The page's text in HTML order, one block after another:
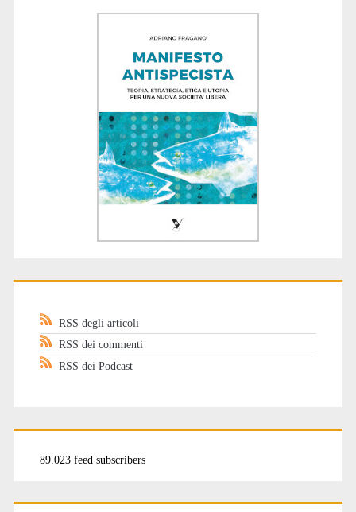
RSS degli articoli
RSS dei commenti
RSS dei Podcast
89.023 feed subscribers